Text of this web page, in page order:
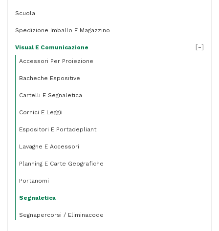
Scuola
Spedizione Imballo E Magazzino
Visual E Comunicazione
Accessori Per Proiezione
Bacheche Espositive
Cartelli E Segnaletica
Cornici E Leggii
Espositori E Portadepliant
Lavagne E Accessori
Planning E Carte Geografiche
Portanomi
Segnaletica
Segnapercorsi / Eliminacode
[-]